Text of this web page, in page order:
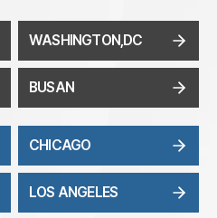
WASHINGTON,DC
BUSAN
CHICAGO
LOS ANGELES